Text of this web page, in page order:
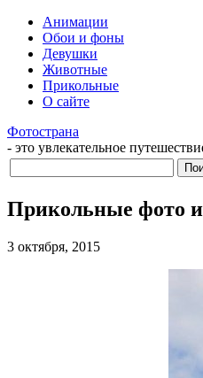
Анимации
Обои и фоны
Девушки
Животные
Прикольные
О сайте
Фотострана
- это увлекательное
Прикольные фото и
3 октября, 2015